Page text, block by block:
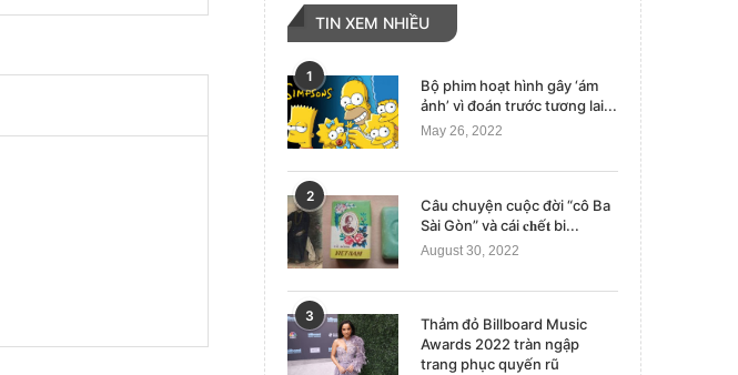
TIN XEM NHIỀU
1
Bộ phim hoạt hình gây ‘ám
ảnh’ vì đoán trước tương lai...
May 26, 2022
2
Câu chuyện cuộc đời “cô Ba
Sài Gòn” và cái 𝐜𝐡ế𝐭 bi...
August 30, 2022
3
Thảm đỏ Billboard Music
Awards 2022 tràn ngập
trang phục quyến rũ